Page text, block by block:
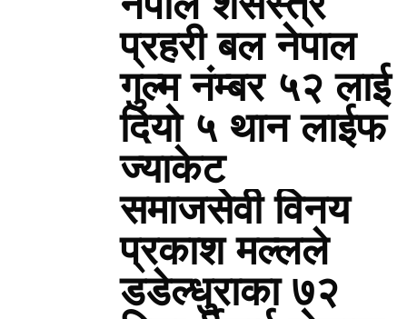
प्रहरी बल नेपाल
गुल्म नंम्बर ५२ लाई
दियो ५ थान लाईफ
ज्याकेट
समाजसेवी विनय
प्रकाश मल्लले
डडेल्धुराका ७२